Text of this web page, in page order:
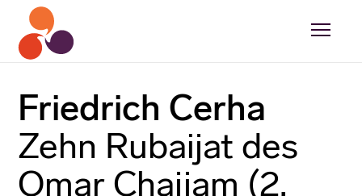
Friedrich Cerha
Zehn Rubaijat des
Omar Chajjam (2.